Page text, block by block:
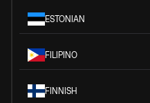
ESTONIAN
FILIPINO
FINNISH